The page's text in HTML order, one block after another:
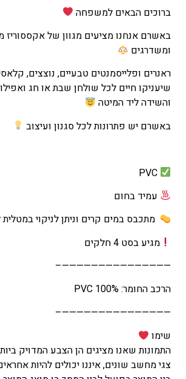
ברוכים הבאים למשפחה
באשרם אנחנו מציעים מגוון של אקססוריז
ומשדרגים
ראנרים ופלייסמנטים טבעיים, נוצצים,
שיעניקו חיים לכל שולחן שבת או חג
והשידה ליד המיטה
באשרם יש פתרונות לכל סגנון ועיצוב
PVC
עמיד בחום
מתכבס במים קרים וניתן לניקוי
מגיע בסט 4 חלקים
———————————————–
הרכב החומר: 100% PVC
———————————————–
שימו
התמונות שאנו מציגים הן הצבע המדויק
צגי מחשב שונים, איננו יכולים להיות